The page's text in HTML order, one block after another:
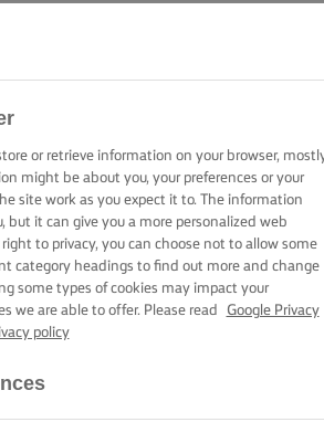
or retrieve information on your browser,
might be about you, your preferences or your
site work as you expect it to. The information
it can give you a more personalized web
to privacy, you can choose not to allow some
category headings to find out more and change
some types of cookies may impact your
we are able to offer. Please read
Google Privacy
policy